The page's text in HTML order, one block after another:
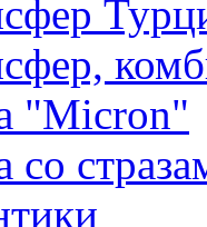
"Micron"
со